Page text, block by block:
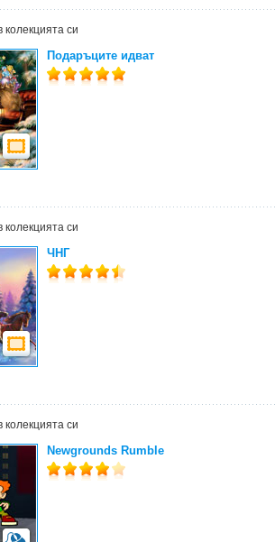
колекцията си
Подаръците идват
колекцията си
ЧНГ
колекцията си
Newgrounds Rumble